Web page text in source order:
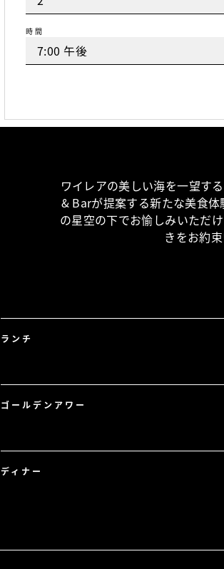
時間
ワイレアの美しい海を一望す
& Barが提案する新たな美食
の星空の下でお愉しみいただ
きをお約
ランチ
ゴールデンアワー
ディナー